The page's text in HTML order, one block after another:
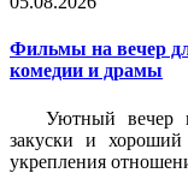
Фильмы на вечер
комедии и драмы
Уютный вечер
закуски и
укрепления